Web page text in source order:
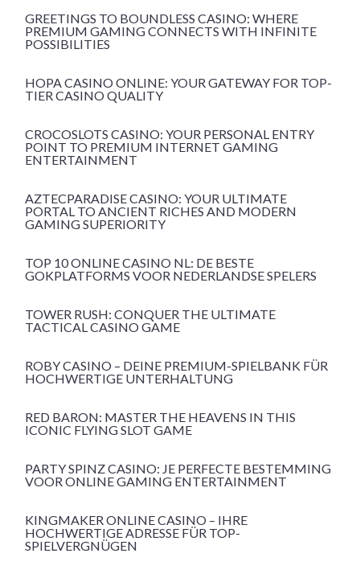
GREETINGS TO BOUNDLESS CASINO: WHERE
PREMIUM GAMING CONNECTS WITH INFINITE
POSSIBILITIES
HOPA CASINO ONLINE: YOUR GATEWAY FOR TOP-
TIER CASINO QUALITY
CROCOSLOTS CASINO: YOUR PERSONAL ENTRY
POINT TO PREMIUM INTERNET GAMING
ENTERTAINMENT
AZTECPARADISE CASINO: YOUR ULTIMATE
PORTAL TO ANCIENT RICHES AND MODERN
GAMING SUPERIORITY
TOP 10 ONLINE CASINO NL: DE BESTE
GOKPLATFORMS VOOR NEDERLANDSE SPELERS
TOWER RUSH: CONQUER THE ULTIMATE
TACTICAL CASINO GAME
ROBY CASINO – DEINE PREMIUM-SPIELBANK FÜR
HOCHWERTIGE UNTERHALTUNG
RED BARON: MASTER THE HEAVENS IN THIS
ICONIC FLYING SLOT GAME
PARTY SPINZ CASINO: JE PERFECTE BESTEMMING
VOOR ONLINE GAMING ENTERTAINMENT
KINGMAKER ONLINE CASINO – IHRE
HOCHWERTIGE ADRESSE FÜR TOP-
SPIELVERGNÜGEN